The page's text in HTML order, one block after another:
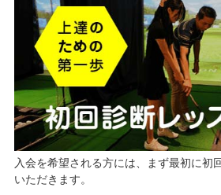
入会を希望される方には、まず最初に初
いただきます。